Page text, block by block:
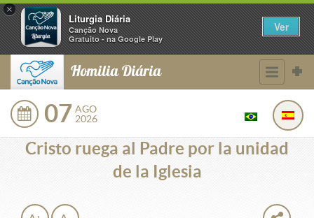
×
Liturgia Diária
Canção Nova
Gratuito - na Google Play
Ver
Homilia Diária
07 AGO
2026
Cristo ruega al Padre por la unidad
de la Iglesia